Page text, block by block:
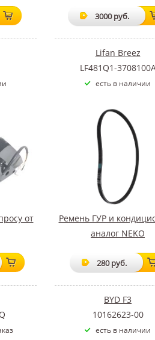
3000 руб.
Lifan Breez
LF481Q1-
есть в наличии
от
Ремень ГУР и
аналог NEKO
280 руб.
BYD F3
10162623-00
есть в наличии